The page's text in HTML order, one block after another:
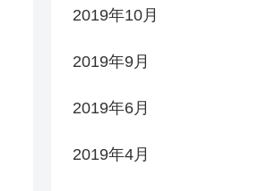
2019年10月
2019年9月
2019年6月
2019年4月